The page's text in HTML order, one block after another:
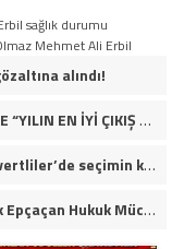
sağlık durumu
Mehmet Ali Erbil
alındı!
KANAL 7’NİN ZERHUN YILDIZI NEVİDE ÇİÇEK’E “YILIN EN İYİ ÇIKIŞ YAPAN KADIN OYUNCUSU” ÖDÜLÜ!
Fenerbahçe yeni başkanını seçti! Sarı-Lacivertliler’de seçimin kazananı Aziz Yıldırım oldu
Estetik Sonrası Kariyeri Durdu: Oyuncu İpek Epçaçan Hukuk Mücadelesi Veriyor